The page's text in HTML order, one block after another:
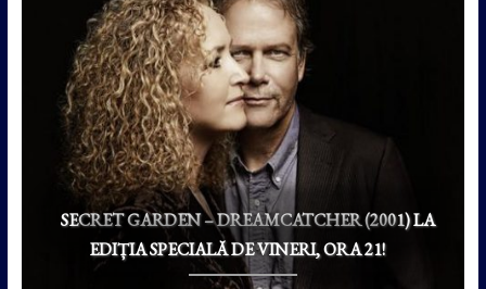
SECRET GARDEN – DREAMCATCHER (2001) LA
EDIȚIA SPECIALĂ DE VINERI, ORA 21!